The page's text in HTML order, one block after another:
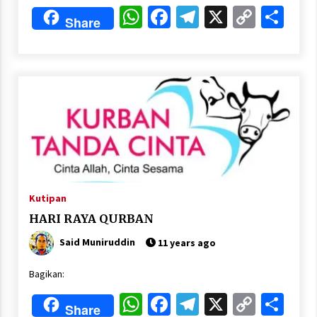
Share WhatsApp
Facebook
Telegram
X Copy
Kutipan
HARI RAYA QURBAN
Said Muniruddin 11 years ago
Bagikan:
Share WhatsApp
Facebook
Telegram
X Copy